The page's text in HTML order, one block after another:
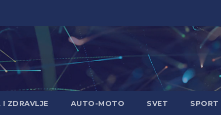
ZDRAVLJE AUTO-MOTO SVET SPORT